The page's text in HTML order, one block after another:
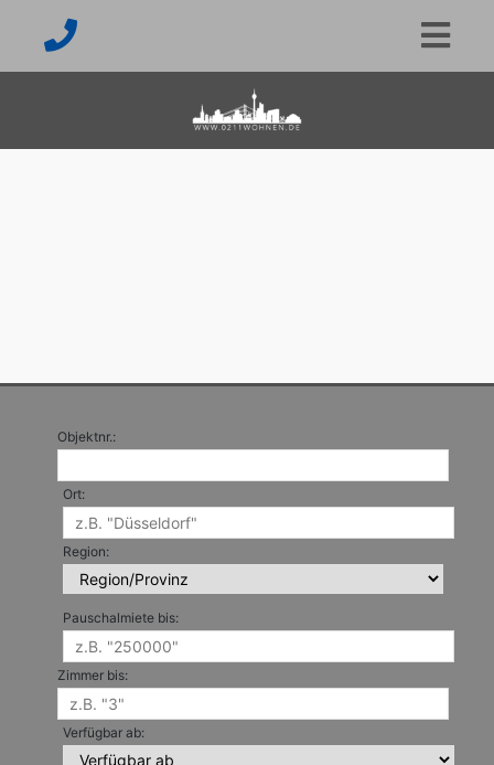
Objektnr.:
Ort:
Region:
Pauschalmiete bis:
Zimmer bis:
Verfügbar ab: